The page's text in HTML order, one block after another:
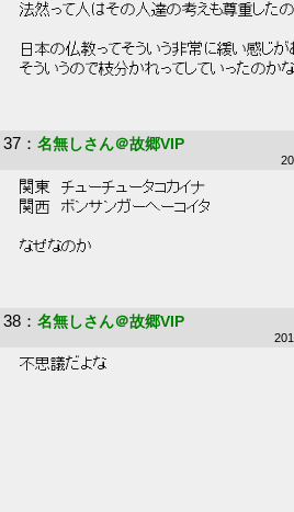
法然って人はその人達の考えも尊重したの
日本の仏教ってそういう非常に緩い感じが
そういうので枝分かれってしていったのか
37 ： 名無しさん＠故郷VIP
関東　チューチュータコカイナ
関西　ボンサンガーヘーコイタ
なぜなのか
38 ： 名無しさん＠故郷VIP
不思議だよな